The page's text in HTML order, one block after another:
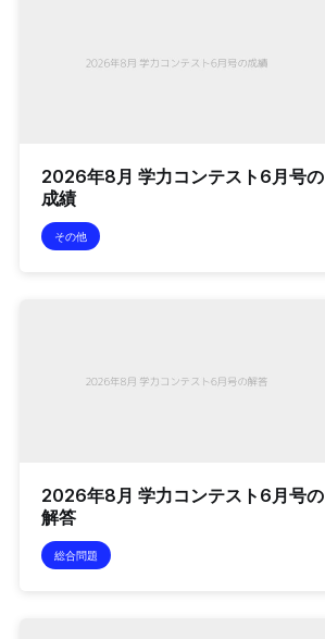
2026年8月 学力コンテスト6月号の
成績
その他
2026年8月 学力コンテスト6月号の
解答
総合問題